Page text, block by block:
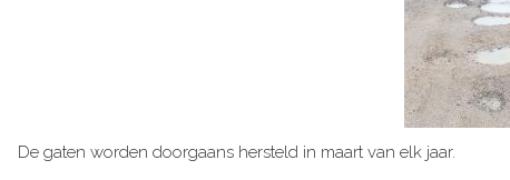
De gaten worden doorgaans hersteld in maart van elk jaar.